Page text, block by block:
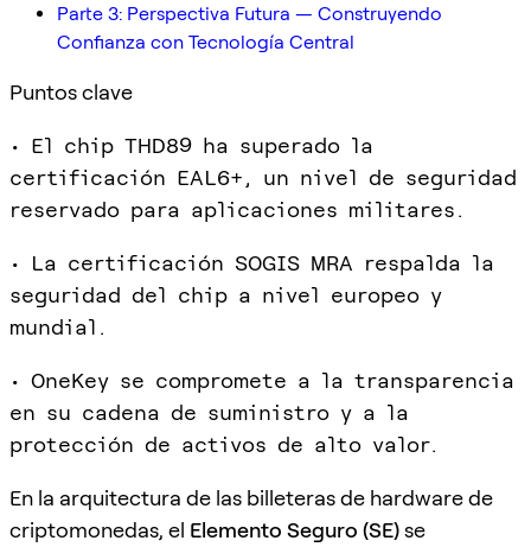
Parte 3: Perspectiva Futura — Construyendo
Confianza con Tecnología Central
Puntos clave
• El chip THD89 ha superado la
certificación EAL6+, un nivel de seguridad
reservado para aplicaciones militares.
• La certificación SOGIS MRA respalda la
seguridad del chip a nivel europeo y
mundial.
• OneKey se compromete a la transparencia
en su cadena de suministro y a la
protección de activos de alto valor.
En la arquitectura de las billeteras de hardware de
criptomonedas, el Elemento Seguro (SE)se